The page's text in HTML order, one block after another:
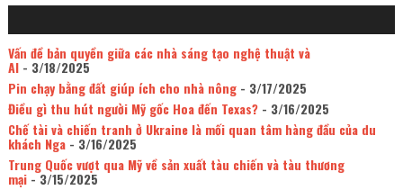
Vấn đề bản quyền giữa các nhà sáng tạo nghệ thuật và
AI- 3/18/2025
Pin chạy bằng đất giúp ích cho nhà nông- 3/17/2025
Điều gì thu hút người Mỹ gốc Hoa đến Texas?- 3/16/2025
Chế tài và chiến tranh ở Ukraine là mối quan tâm hàng đầu của du
khách Nga- 3/16/2025
Trung Quốc vượt qua Mỹ về sản xuất tàu chiến và tàu thương
mại- 3/15/2025